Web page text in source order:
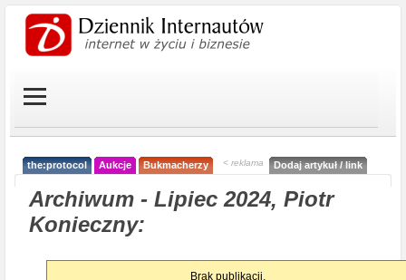
the:protocol Aukcje Bukmacherzy < reklama Dodaj artykuł / link
Archiwum - Lipiec 2024, Piotr
Konieczny:
Brak publikacji.